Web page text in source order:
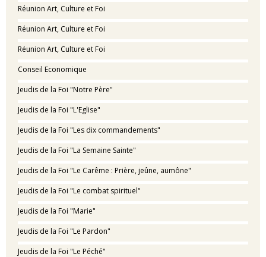
Réunion Art, Culture et Foi
Réunion Art, Culture et Foi
Réunion Art, Culture et Foi
Conseil Economique
Jeudis de la Foi "Notre Père"
Jeudis de la Foi "L'Eglise"
Jeudis de la Foi "Les dix commandements"
Jeudis de la Foi "La Semaine Sainte"
Jeudis de la Foi "Le Carême : Prière, jeûne, aumône"
Jeudis de la Foi "Le combat spirituel"
Jeudis de la Foi "Marie"
Jeudis de la Foi "Le Pardon"
Jeudis de la Foi "Le Péché"